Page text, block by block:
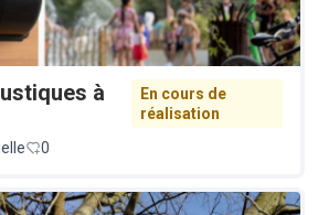
à
En cours de
réalisation
0